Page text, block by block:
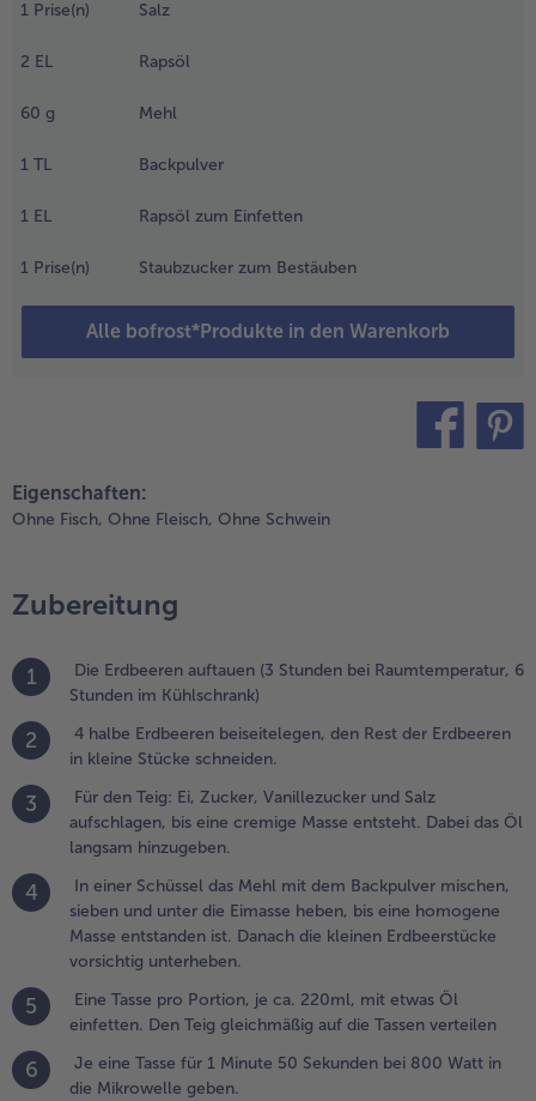
1 Prise(n) Salz
2 EL Rapsöl
60 g Mehl
1 TL Backpulver
1 EL Rapsöl zum Einfetten
1 Prise(n) Staubzucker zum Bestäuben
Alle bofrost*Produkte in den Warenkorb
in
Zucker,
Salz
eine
und
die
bis
kleinen
Portion,
ca.
Eigenschaften:
Ohne Fisch, Ohne Fleisch, Ohne Schwein
Zubereitung
1
Die Erdbeeren auftauen (3 Stunden bei Raumtemperatur, 6
Stunden im Kühlschrank)
2
4 halbe Erdbeeren beiseitelegen, den Rest der Erdbeeren
in kleine Stücke schneiden.
3
Für den Teig: Ei, Zucker, Vanillezucker und Salz
aufschlagen, bis eine cremige Masse entsteht. Dabei das Öl
langsam hinzugeben.
4
In einer Schüssel das Mehl mit dem Backpulver mischen,
sieben und unter die Eimasse heben, bis eine homogene
Masse entstanden ist. Danach die kleinen Erdbeerstücke
vorsichtig unterheben.
5
Eine Tasse pro Portion, je ca. 220ml, mit etwas Öl
einfetten. Den Teig gleichmäßig auf die Tassen verteilen
6
Je eine Tasse für 1 Minute 50 Sekunden bei 800 Watt in
die Mikrowelle geben.